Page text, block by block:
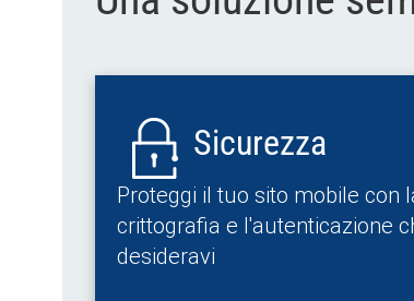
Sicurezza
Proteggi il tuo sito mobile con
crittografia e l'autenticazione
desideravi